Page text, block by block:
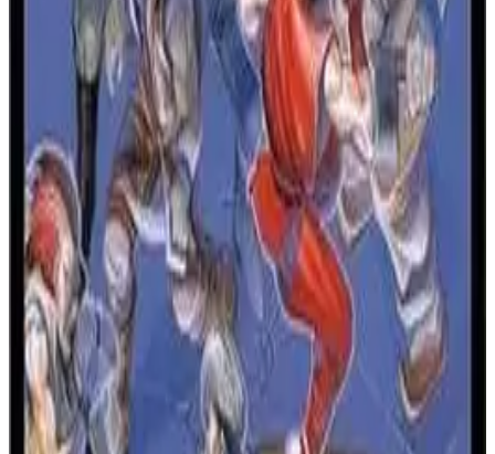
获取此游戏的嵌入代码以在您的网站上显示
复制嵌入代码
复古游戏：《快打旋风
CD》
概述
《快打旋风 CD》被玩家广泛认为是这款传奇街机格斗游
戏在家用主机上的终极版本。移植到强大的世嘉 CD 系